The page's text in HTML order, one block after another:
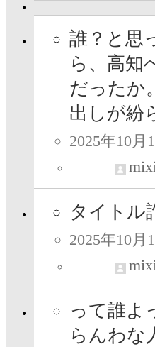
誰？と思
ら、高知
だったか
出しが紛
2025年10月
タイトル
2025年10月
って誰よ
らんわな